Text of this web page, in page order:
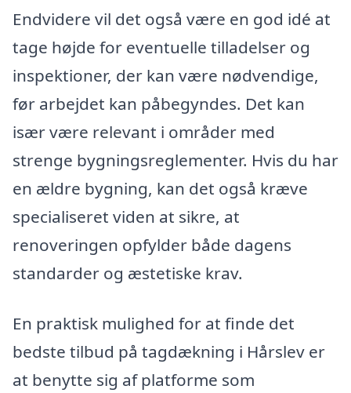
Endvidere vil det også være en god idé at
tage højde for eventuelle tilladelser og
inspektioner, der kan være nødvendige,
før arbejdet kan påbegyndes. Det kan
især være relevant i områder med
strenge bygningsreglementer. Hvis du har
en ældre bygning, kan det også kræve
specialiseret viden at sikre, at
renoveringen opfylder både dagens
standarder og æstetiske krav.
En praktisk mulighed for at finde det
bedste tilbud på tagdækning i Hårslev er
at benytte sig af platforme som